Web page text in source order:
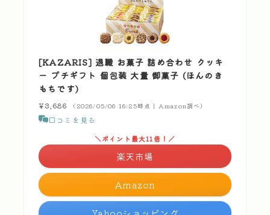
[KAZARIS] 退職 お菓子 詰め合わせ クッキ
ー プチギフト 個包装 大量 御菓子 (ほんのき
もちです)
¥3,686 （2026/05/06 16:25時点 | Amazon調べ）
口コミを見る
Amazon
＼ポイント最大11倍！／
楽天市場